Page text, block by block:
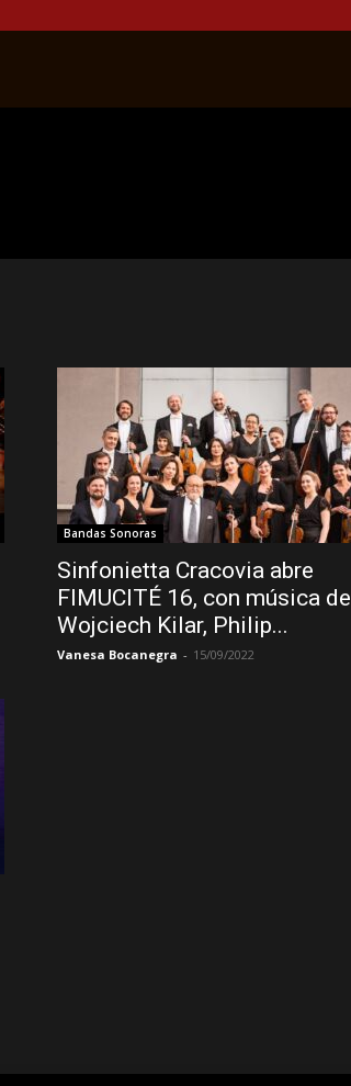
Bandas Sonoras
Sinfonietta Cracovia abre
FIMUCITÉ 16, con música de
Wojciech Kilar, Philip...
Vanesa Bocanegra - 15/09/2022